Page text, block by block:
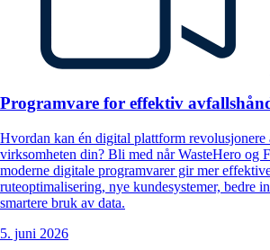
Programvare for effektiv
Hvordan kan én digital plattform revolusjonere
virksomheten din? Bli med når WasteHero og
moderne digitale programvarer gir mer
ruteoptimalisering, nye kundesystemer, bedre
smartere bruk av data.
5. juni 2026